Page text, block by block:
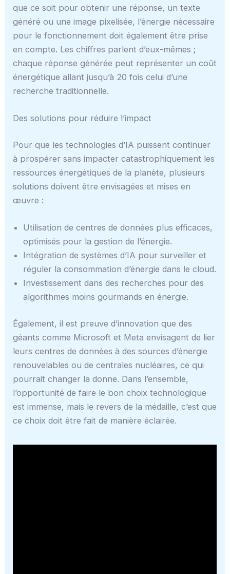
que ce soit pour obtenir une réponse, un texte
généré ou une image pixelisée, l’énergie nécessaire
pour le fonctionnement doit également être prise
en compte. Les chiffres parlent d’eux-mêmes ;
chaque réponse générée peut représenter un coût
énergétique allant jusqu’à 20 fois celui d’une
recherche traditionnelle.
Des solutions pour réduire l’impact
Pour que les technologies d’IA puissent continuer
à prospérer sans impacter catastrophiquement les
ressources énergétiques de la planète, plusieurs
solutions doivent être envisagées et mises en
œuvre :
Utilisation de centres de données plus efficaces,
optimisés pour la gestion de l’énergie.
Intégration de systèmes d’IA pour surveiller et
réguler la consommation d’énergie dans le cloud.
Investissement dans des recherches pour des
algorithmes moins gourmands en énergie.
Également, il est preuve d’innovation que des
géants comme Microsoft et Meta envisagent de lier
leurs centres de données à des sources d’énergie
renouvelables ou de centrales nucléaires, ce qui
pourrait changer la donne. Dans l’ensemble,
l’opportunité de faire le bon choix technologique
est immense, mais le revers de la médaille, c’est que
ce choix doit être fait de manière éclairée.